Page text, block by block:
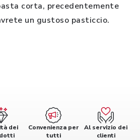
corta, precedentemente
un gustoso pasticcio.
dei
Convenienza per
tutti
Al servizio dei
clienti